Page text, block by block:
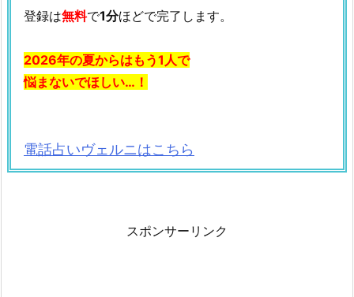
登録は無料で1分ほどで完了します。
2026年の夏からはもう1人で
悩まないでほしい…！
電話占いヴェルニはこちら
スポンサーリンク